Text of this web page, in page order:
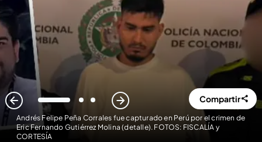
Andrés Felipe Peña Corrales fue capturado en Perú por el crimen de
Eric Fernando Gutiérrez Molina (detalle). FOTOS: FISCALÍA y
CORTESÍA
1 2 3 Compartir